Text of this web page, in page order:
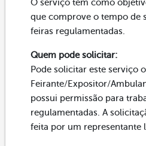
O serviço tem como
que comprove o tempo de
feiras regulamentadas.
Quem pode solicitar:
Pode solicitar este serviço o
Feirante/Expositor/
possui permissão para
regulamentadas. A
feita por um representante